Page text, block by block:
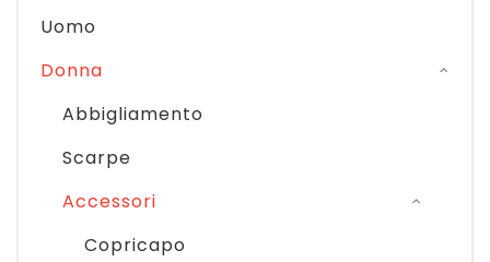
Uomo
Donna
Abbigliamento
Scarpe
Accessori
Copricapo